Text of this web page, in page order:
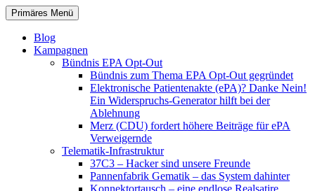
Zum
Inhalt
springen
patientenrechte-datenschutz.de
Suchen
Primäres Menü
Blog
Kampagnen
Bündnis EPA Opt-Out
Bündnis zum Thema EPA Opt-Out gegründet
Elektronische Patientenakte (ePA)? Danke Nein!
Ein Widerspruchs-Generator hilft bei der
Ablehnung
Merz (CDU) fordert höhere Beiträge für ePA
Verweigernde
Telematik-Infrastruktur
37C3 – Hacker sind unsere Freunde
Pannenfabrik Gematik – das System dahinter
Konnektortausch – eine endlose Realsatire